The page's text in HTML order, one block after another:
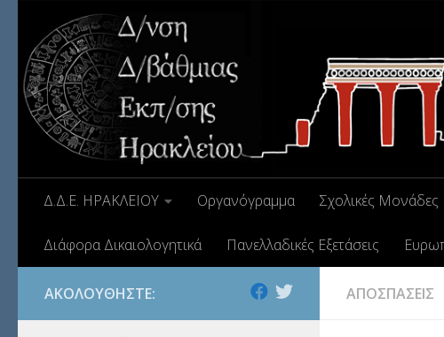
Δ.Δ.Ε. ΗΡΑΚΛΕΙΟΥ Οργανόγραμμα Σχολικές Μονάδες
Διάφορα Δικαιολογητικά Πανελλαδικές Εξετάσεις
ΑΠΟΣΠΑΣΕΙΣ
ΑΚΟΛΟΥΘΉΣΤΕ: